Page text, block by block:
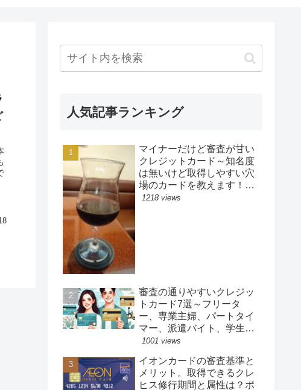
人気記事ランキング
マイナーだけど審査が甘い
クレジットカード～知名度
は無いけど取得しやすい穴
場のカードを教えます！楽
天カードやイオンカード、
1218 views
審査の通りやすいクレジッ
トカード7選～フリータ
ー、専業主婦、パートタイ
マー、派遣バイト、学生、
年金暮らし、フリーランス
収低くても１０万～３０万
円の小口限度額で取得可
1001 views
イオンカードの審査基準と
メリット。取得できるクレ
ヒス修行期間と属性は？ポ